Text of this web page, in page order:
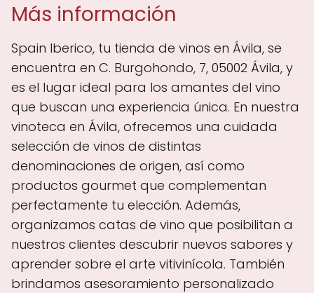
Más información
Spain Iberico, tu tienda de vinos en Ávila, se
encuentra en C. Burgohondo, 7, 05002 Ávila, y
es el lugar ideal para los amantes del vino
que buscan una experiencia única. En nuestra
vinoteca en Ávila, ofrecemos una cuidada
selección de vinos de distintas
denominaciones de origen, así como
productos gourmet que complementan
perfectamente tu elección. Además,
organizamos catas de vino que posibilitan a
nuestros clientes descubrir nuevos sabores y
aprender sobre el arte vitivinícola. También
brindamos asesoramiento personalizado